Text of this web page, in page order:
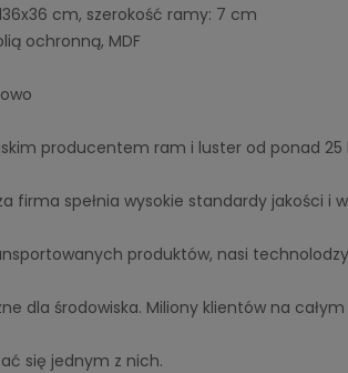
cm, szerokość ramy: 7 cm
ochronną, MDF
producentem ram i luster od ponad 25
firma spełnia wysokie standardy jakości i
produktów, nasi technolodzy
dla środowiska. Miliony klientów na
się jednym z nich.